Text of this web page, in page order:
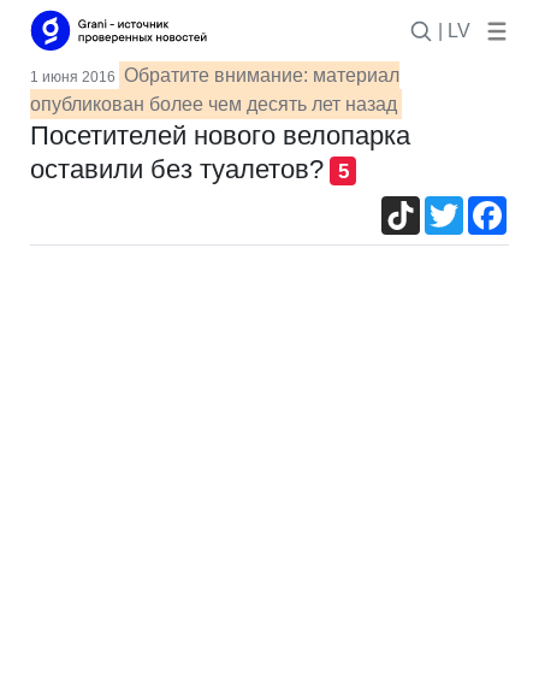
| LV
1 июня 2016 Обратите внимание: материал
опубликован более чем десять лет назад
Посетителей нового велопарка
оставили без туалетов?
5
TikTokTwitter